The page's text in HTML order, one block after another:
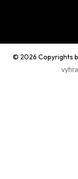
© 2026 Copyrights